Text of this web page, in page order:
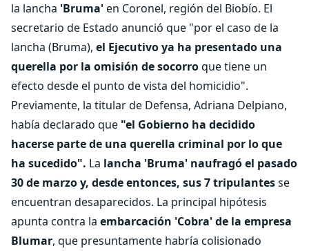
la lancha 'Bruma'en Coronel, región del Biobío. El
secretario de Estado anunció que "por el caso de la
lancha (Bruma), el Ejecutivo ya ha presentado una
querella por la omisión de socorroque tiene un
efecto desde el punto de vista del homicidio".
Previamente, la titular de Defensa, Adriana Delpiano,
había declarado que "el Gobierno ha decidido
hacerse parte de una querella criminal por lo que
ha sucedido". La lancha 'Bruma' naufragó el pasado
30 de marzo y, desde entonces, sus 7 tripulantesse
encuentran desaparecidos. La principal hipótesis
apunta contra la embarcación 'Cobra' de la empresa
Blumar, que presuntamente habría colisionado